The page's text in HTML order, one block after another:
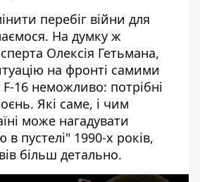
перебіг війни для
На думку ж
Олексія Гетьмана,
на фронті самими
16 неможливо: потрібні
Які саме, і чим
може нагадувати
пустелі" 1990-х років,
більш детально.